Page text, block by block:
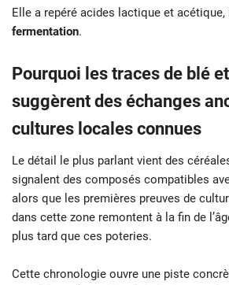
Elle a repéré acides lactique et
fermentation.
Pourquoi les traces de blé et
suggèrent des échanges
cultures locales connues
Le détail le plus parlant vient des
signalent des composés compatibles
alors que les premières preuves de
dans cette zone remontent à la fin de
plus tard que ces poteries.
Cette chronologie ouvre une piste